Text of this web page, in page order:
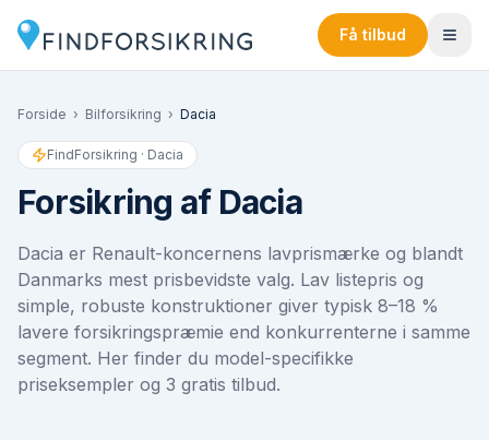
Få tilbud
Forside › Bilforsikring › Dacia
FindForsikring · Dacia
Forsikring af Dacia
Dacia er Renault-koncernens lavprismærke og blandt
Danmarks mest prisbevidste valg. Lav listepris og
simple, robuste konstruktioner giver typisk 8–18 %
lavere forsikringspræmie end konkurrenterne i samme
segment. Her finder du model-specifikke
priseksempler og 3 gratis tilbud.